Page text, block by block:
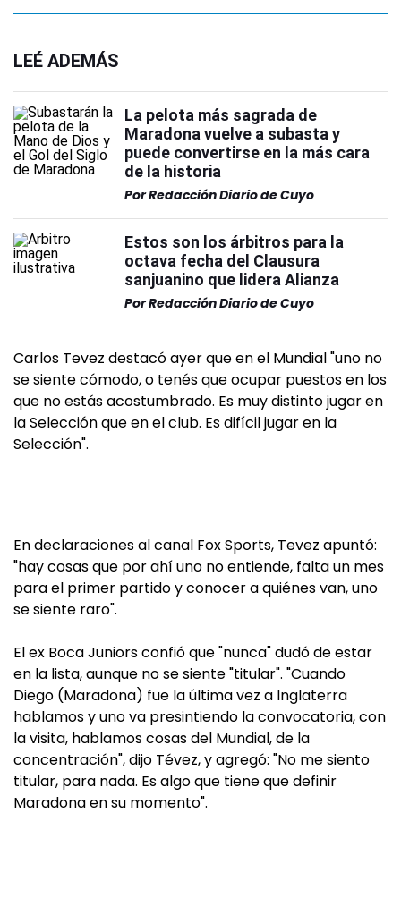
LEÉ ADEMÁS
La pelota más sagrada de
Maradona vuelve a subasta y
puede convertirse en la más cara
de la historia
PorRedacción Diario de Cuyo
Estos son los árbitros para la
octava fecha del Clausura
sanjuanino que lidera Alianza
PorRedacción Diario de Cuyo
Carlos Tevez destacó ayer que en el Mundial "uno no
se siente cómodo, o tenés que ocupar puestos en los
que no estás acostumbrado. Es muy distinto jugar en
la Selección que en el club. Es difícil jugar en la
Selección".
En declaraciones al canal Fox Sports, Tevez apuntó:
"hay cosas que por ahí uno no entiende, falta un mes
para el primer partido y conocer a quiénes van, uno
se siente raro".
El ex Boca Juniors confió que "nunca" dudó de estar
en la lista, aunque no se siente "titular". "Cuando
Diego (Maradona) fue la última vez a Inglaterra
hablamos y uno va presintiendo la convocatoria, con
la visita, hablamos cosas del Mundial, de la
concentración", dijo Tévez, y agregó: "No me siento
titular, para nada. Es algo que tiene que definir
Maradona en su momento".